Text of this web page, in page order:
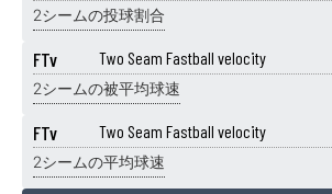
2シームの投球割合
FTv Two Seam Fastball velocity
2シームの被平均球速
FTv Two Seam Fastball velocity
2シームの平均球速